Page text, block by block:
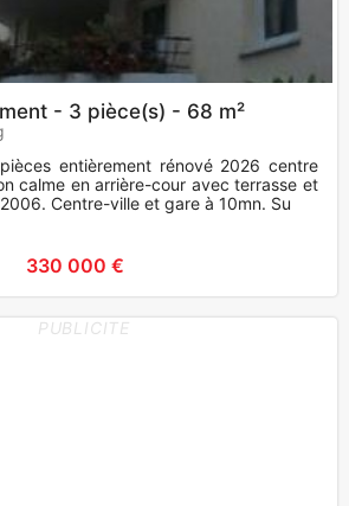
- 3 pièce(s) - 68 m²
entièrement rénové 2026 centre
calme en arrière-cour avec terrasse et
Centre-ville et gare à 10mn. Su
330 000 €
PUBLICITE